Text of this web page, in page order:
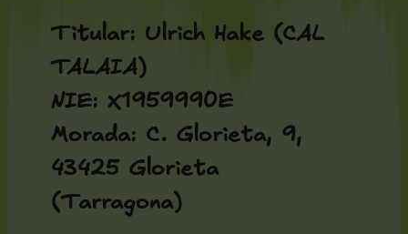
Titular: Ulrich Hake (CAL
TALAIA)
NIE: X1959990E
Morada: C. Glorieta, 9,
43425 Glorieta
(Tarragona)